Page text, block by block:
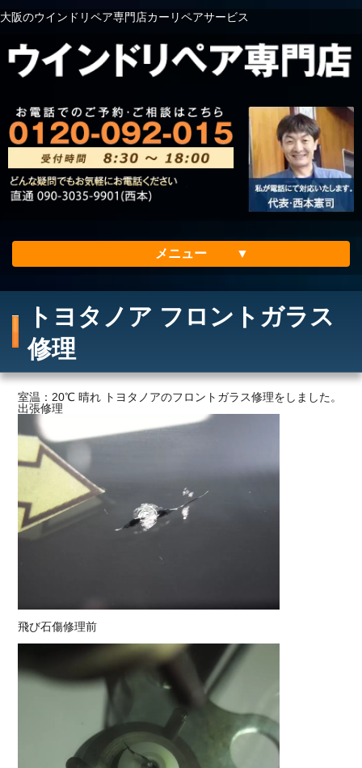
大阪のウインドリペア専門店カーリペアサービス
メニュー
会社案内
ご利用の流れ
トヨタノア フロントガラス
修理
室温：20℃ 晴れ トヨタノアのフロントガラス修理をしました。
出張修理
飛び石傷修理前